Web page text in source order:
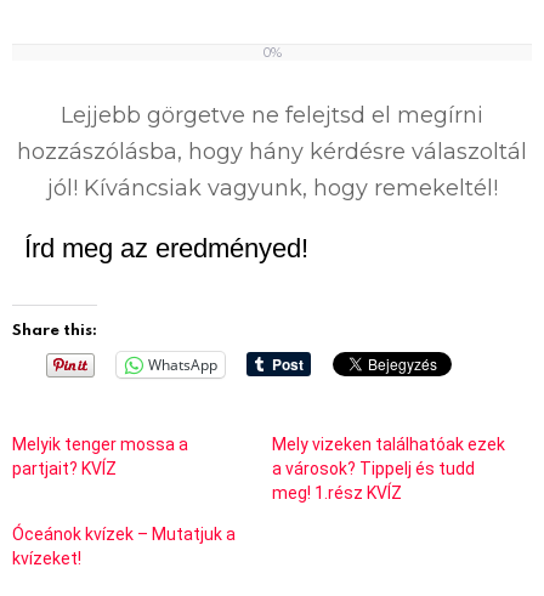
0%
Lejjebb görgetve ne felejtsd el megírni
hozzászólásba, hogy hány kérdésre válaszoltál
jól! Kíváncsiak vagyunk, hogy remekeltél!
Írd meg az eredményed!
Share this:
WhatsApp
Melyik tenger mossa a
partjait? KVÍZ
Mely vizeken találhatóak ezek
a városok? Tippelj és tudd
meg! 1.rész KVÍZ
Óceánok kvízek – Mutatjuk a
kvízeket!